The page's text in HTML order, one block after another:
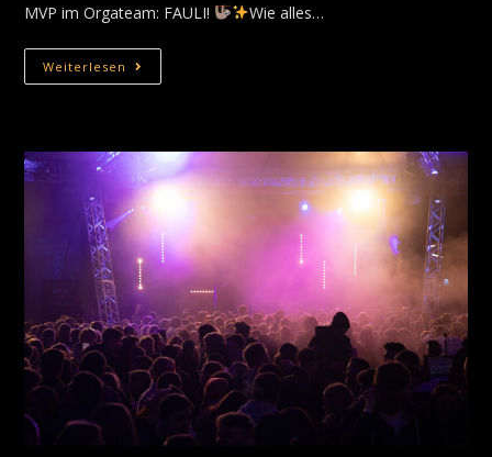
MVP im Orgateam: FAULI!
Wie alles…
Weiterlesen